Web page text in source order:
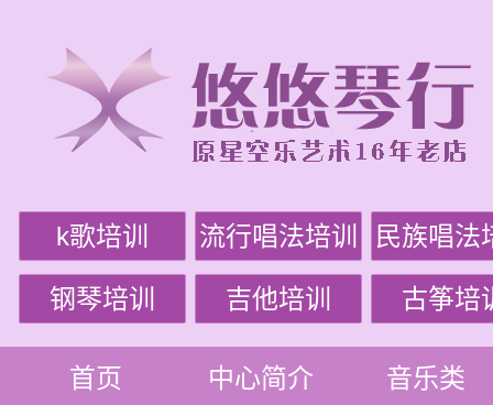
k歌培训 流行唱法培训 民族唱法
钢琴培训 吉他培训 古筝培
首页 中心简介 音乐类